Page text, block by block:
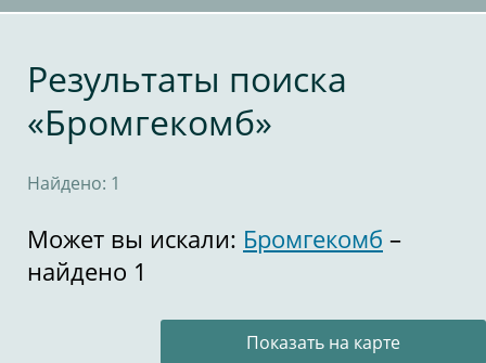
Результаты поиска
«Бромгекомб»
Найдено: 1
Может вы искали: Бромгекомб –
найдено 1
Показать на карте